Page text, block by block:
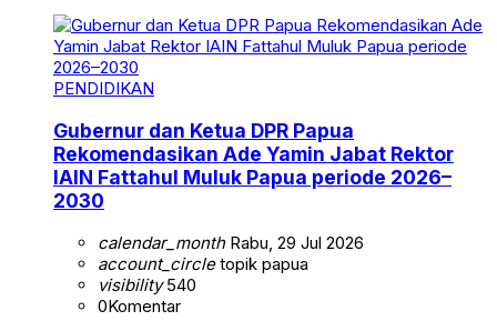
PENDIDIKAN
Gubernur dan Ketua DPR Papua
Rekomendasikan Ade Yamin Jabat Rektor
IAIN Fattahul Muluk Papua periode 2026–
2030
calendar_monthRabu, 29 Jul 2026
account_circletopik papua
visibility540
0Komentar